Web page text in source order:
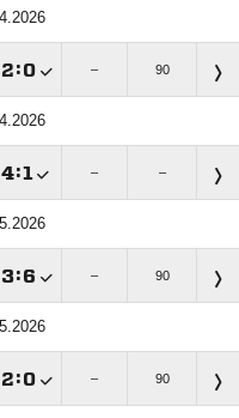
: – 90
: – –
: – 90
: – 90